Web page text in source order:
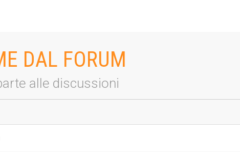
DAL FORUM
alle discussioni